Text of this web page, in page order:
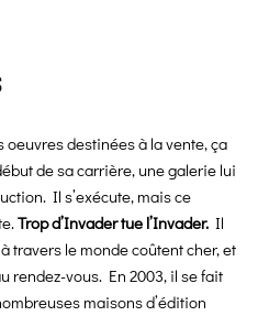
destinées à la vente, ça
de sa carrière, une galerie lui
Il s’exécute, mais ce
Trop d’Invader tue l’Invader. Il
travers le monde coûtent cher, et
rendez-vous. En 2003, il se fait
maisons d’édition